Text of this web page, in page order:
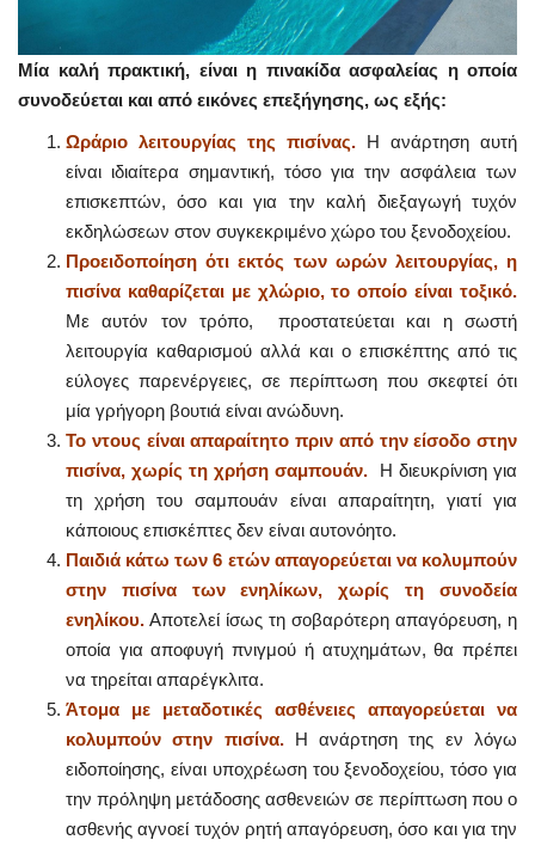
Μία καλή πρακτική, είναι η πινακίδα ασφαλείας η οποία
συνοδεύεται και από εικόνες επεξήγησης, ως εξής:
Ωράριο λειτουργίας της πισίνας. Η ανάρτηση αυτή
είναι ιδιαίτερα σημαντική, τόσο για την ασφάλεια των
επισκεπτών, όσο και για την καλή διεξαγωγή τυχόν
εκδηλώσεων στον συγκεκριμένο χώρο του ξενοδοχείου.
Προειδοποίηση ότι εκτός των ωρών λειτουργίας, η
πισίνα καθαρίζεται με χλώριο,το οποίο είναι τοξικό.
Με αυτόν τον τρόπο, προστατεύεται και η σωστή
λειτουργία καθαρισμού αλλά και ο επισκέπτης από τις
εύλογες παρενέργειες, σε περίπτωση που σκεφτεί ότι
μία γρήγορη βουτιά είναι ανώδυνη.
Το ντους είναι απαραίτητο πριν από την είσοδο στην
πισίνα, χωρίς τη χρήση σαμπουάν.
Η διευκρίνιση για
τη χρήση του σαμπουάν είναι απαραίτητη, γιατί για
κάποιους επισκέπτες δεν είναι αυτονόητο.
Παιδιά κάτω των 6 ετών απαγορεύεται να κολυμπούν
στην πισίνα των ενηλίκων, χωρίς τη συνοδεία
ενηλίκου. Αποτελεί ίσως τη σοβαρότερη απαγόρευση, η
οποία για αποφυγή πνιγμού ή ατυχημάτων, θα πρέπει
να τηρείται απαρέγκλιτα.
Άτομα με μεταδοτικές ασθένειες απαγορεύεται να
κολυμπούν στην πισίνα.Η ανάρτηση της εν λόγω
ειδοποίησης, είναι υποχρέωση του ξενοδοχείου, τόσο για
την πρόληψη μετάδοσης ασθενειών σε περίπτωση που ο
ασθενής αγνοεί τυχόν ρητή απαγόρευση, όσο και για την